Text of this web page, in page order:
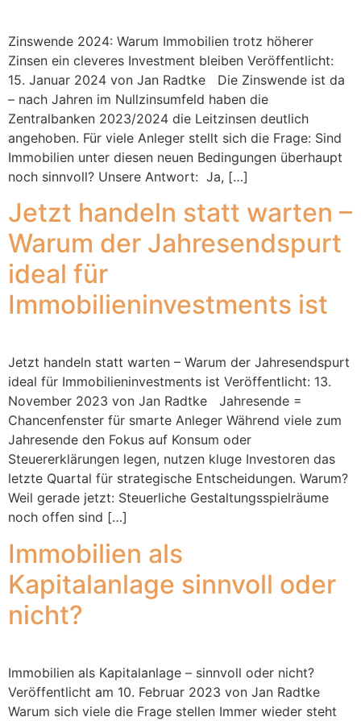
Zinswende 2024: Warum Immobilien trotz höherer
Zinsen ein cleveres Investment bleiben Veröffentlicht:
15. Januar 2024 von Jan Radtke Die Zinswende ist da
– nach Jahren im Nullzinsumfeld haben die
Zentralbanken 2023/2024 die Leitzinsen deutlich
angehoben. Für viele Anleger stellt sich die Frage: Sind
Immobilien unter diesen neuen Bedingungen überhaupt
noch sinnvoll? Unsere Antwort: Ja, […]
Jetzt handeln statt warten –
Warum der Jahresendspurt
ideal für
Immobilieninvestments ist
Jetzt handeln statt warten – Warum der Jahresendspurt
ideal für Immobilieninvestments ist Veröffentlicht: 13.
November 2023 von Jan Radtke Jahresende =
Chancenfenster für smarte Anleger Während viele zum
Jahresende den Fokus auf Konsum oder
Steuererklärungen legen, nutzen kluge Investoren das
letzte Quartal für strategische Entscheidungen. Warum?
Weil gerade jetzt: Steuerliche Gestaltungsspielräume
noch offen sind […]
Immobilien als
Kapitalanlage sinnvoll oder
nicht?
Immobilien als Kapitalanlage – sinnvoll oder nicht?
Veröffentlicht am 10. Februar 2023 von Jan Radtke
Warum sich viele die Frage stellen Immer wieder steht